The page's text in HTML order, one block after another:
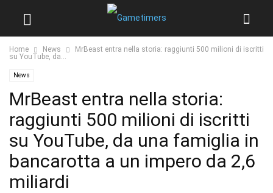
Home News
MrBeast entra nella storia: raggiunti 500 milioni di iscritti
su YouTube, da...
News
MrBeast entra nella storia:
raggiunti 500 milioni di iscritti
su YouTube, da una famiglia in
bancarotta a un impero da 2,6
miliardi